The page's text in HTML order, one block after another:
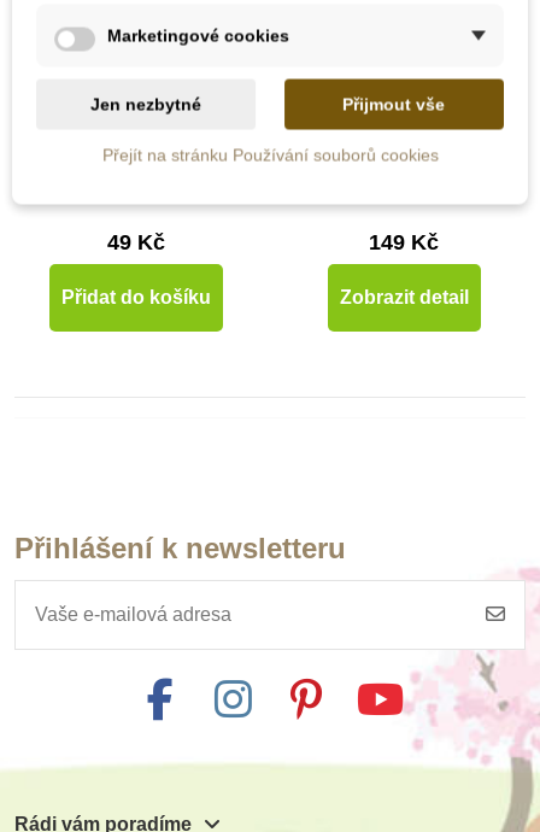
Hračky pro miminka
Hračky pro děti 1 rok
Hračky pro děti od 4 let
Hračky pro děti od 6 let
100 ks (25 mm)
49 Kč
Přidat do košíku
Na dotaz
Malování na plátno
20x15x3cm -
149 Kč
Zobrazit detail
Přihlášení k newsletteru
Rádi vám poradíme
Marketingové cookies
Jen nezbytné Přijmout vše
Přejít na stránku Používání souborů cookies